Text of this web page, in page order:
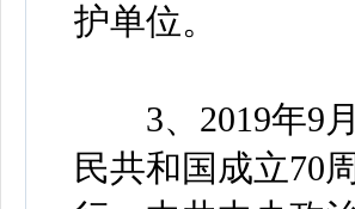
护单位。
3、2019年9月
民共和国成立70